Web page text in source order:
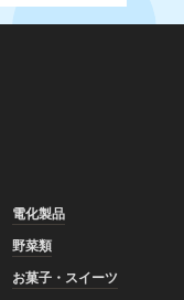
電化製品
野菜類
お菓子・スイーツ